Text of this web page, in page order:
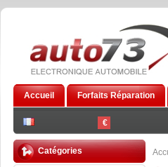
€
Accueil Forfaits Réparation
Catégories